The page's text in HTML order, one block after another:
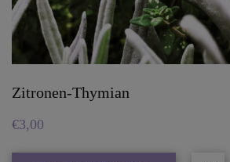
Zitronen-Thymian
€3,00